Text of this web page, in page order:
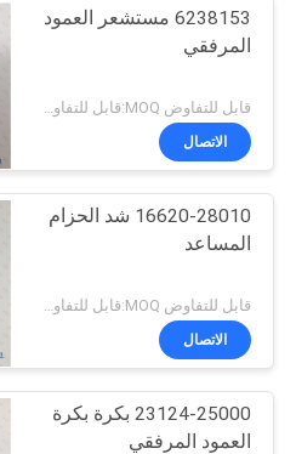
6238153 مستشعر العمود
المرفقي
قابل للتفاوض MOQ:قابل للتفاوض
الاتصال
16620-28010 شد الحزام
المساعد
الاتصال
23124-25000 بكرة بكرة
العمود المرفقي